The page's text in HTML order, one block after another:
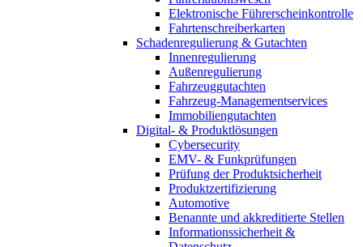
Elektronische Führerscheinkontrolle
Fahrtenschreiberkarten
Schadenregulierung & Gutachten
Innenregulierung
Außenregulierung
Fahrzeuggutachten
Fahrzeug-Managementservices
Immobiliengutachten
Digital- & Produktlösungen
Cybersecurity
EMV- & Funkprüfungen
Prüfung der Produktsicherheit
Produktzertifizierung
Automotive
Benannte und akkreditierte Stellen
Informationssicherheit &